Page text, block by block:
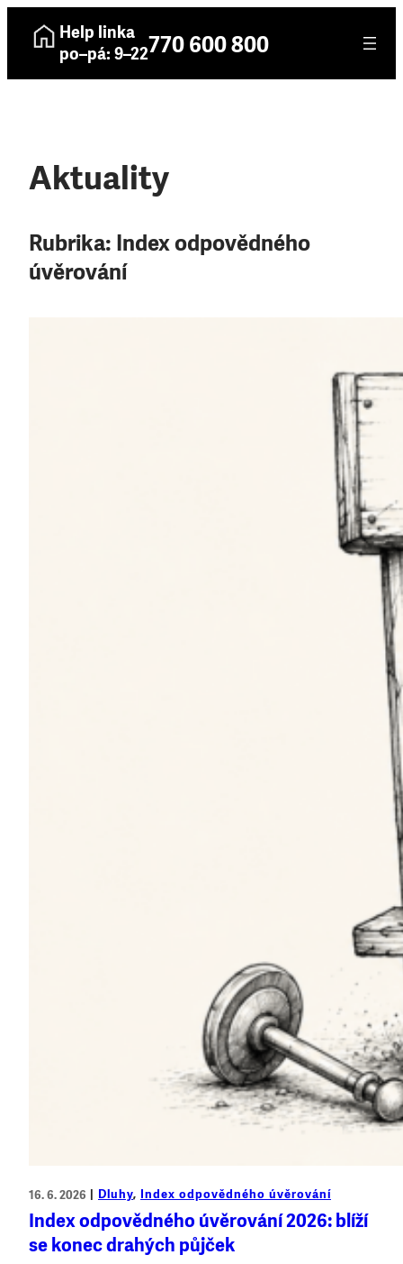
Help linka
po–pá: 9–22770 600 800
Aktuality
Rubrika: Index odpovědného
úvěrování
16. 6. 2026 Dluhy, Index odpovědného úvěrování
Index odpovědného úvěrování 2026: blíží
se konec drahých půjček